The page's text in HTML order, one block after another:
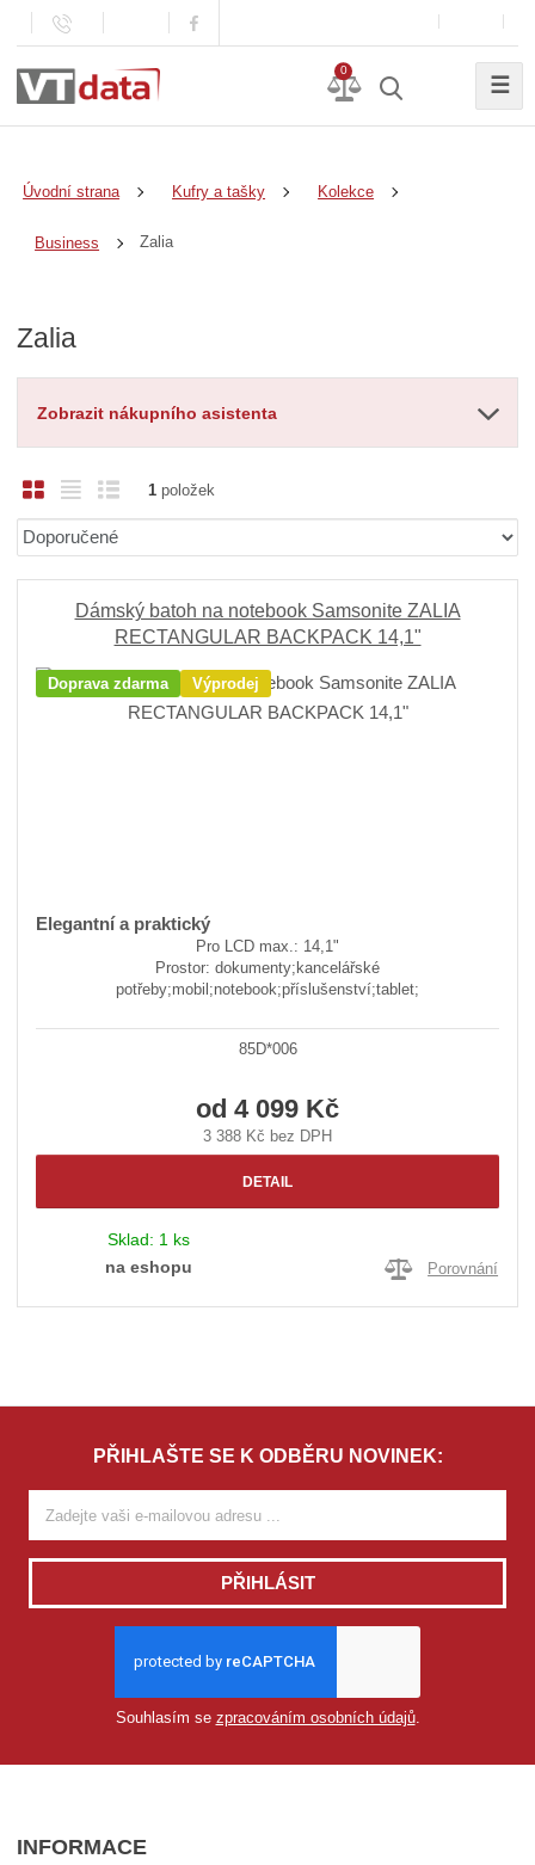
0
☰
Úvodní strana Kufry a tašky Kolekce
Business Zalia
Zalia
Zobrazit nákupního asistenta
a
z
e
n
p
r
O
b
r
á
o
v
a
b
u
l
o
v
Ř
á
k
o
v
ý
v
1položek
Dámský batoh na notebook Samsonite ZALIA
RECTANGULAR BACKPACK 14,1"
Doprava zdarma Výprodej
Elegantní a praktický
Pro LCD max.: 14,1"
Prostor: dokumenty;kancelářské
potřeby;mobil;notebook;příslušenství;tablet;
85D*006
od 4 099 Kč
3 388 Kč bez DPH
DETAIL
Sklad: 1 ks
na eshopu
Porovnání
PŘIHLAŠTE SE K ODBĚRU NOVINEK:
PŘIHLÁSIT
Souhlasím se zpracováním osobních údajů.
INFORMACE